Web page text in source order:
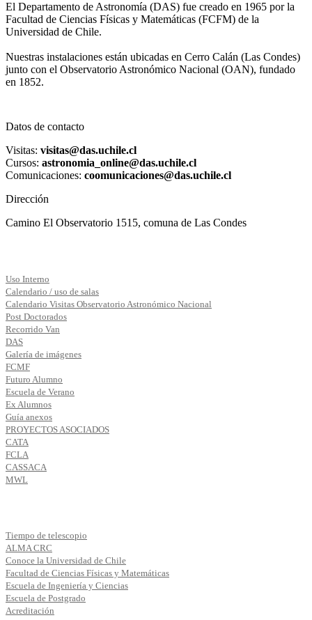
El Departamento de Astronomía (DAS) fue creado en 1965 por la
Facultad de Ciencias Físicas y Matemáticas (FCFM) de la
Universidad de Chile.
Nuestras instalaciones están ubicadas en Cerro Calán (Las Condes)
junto con el Observatorio Astronómico Nacional (OAN), fundado
en 1852.
Datos de contacto
Visitas: visitas@das.uchile.cl
Cursos: astronomia_online@das.uchile.cl
Comunicaciones: coomunicaciones@das.uchile.cl
Dirección
Camino El Observatorio 1515, comuna de Las Condes
Uso Interno
Calendario / uso de salas
Calendario Visitas Observatorio Astronómico Nacional
Post Doctorados
Recorrido Van
DAS
Galería de imágenes
FCMF
Futuro Alumno
Escuela de Verano
Ex Alumnos
Guía anexos
PROYECTOS ASOCIADOS
CATA
FCLA
CASSACA
MWL
Tiempo de telescopio
ALMA CRC
Conoce la Universidad de Chile
Facultad de Ciencias Físicas y Matemáticas
Escuela de Ingeniería y Ciencias
Escuela de Postgrado
Acreditación